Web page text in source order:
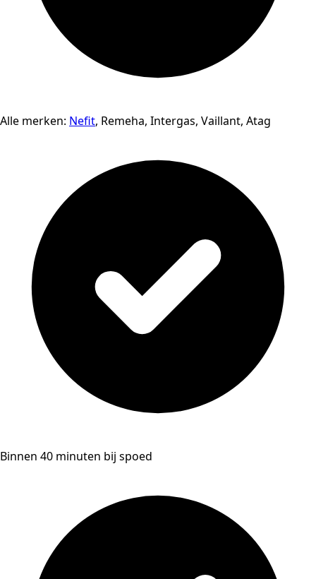
Alle merken: Nefit, Remeha, Intergas, Vaillant, Atag
Binnen 40 minuten bij spoed